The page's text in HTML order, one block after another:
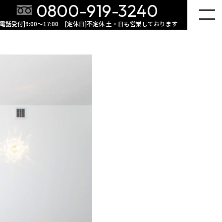
0800-919-3240
話受付]9:00～17:00 [定休日]不定休 土・日も営業しております